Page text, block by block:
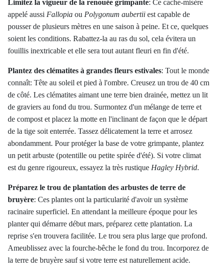
Limitez la vigueur de la renouée grimpante: Ce cache-misère
appelé aussi Fallopia ou Polygonum aubertii est capable de
pousser de plusieurs mètres en une saison à peine. Et ce, quelques
soient les conditions. Rabattez-la au ras du sol, cela évitera un
fouillis inextricable et elle sera tout autant fleuri en fin d'été.
Plantez des clématites à grandes fleurs estivales: Tout le monde
connaît: Tête au soleil et pied à l'ombre. Creusez un trou de 40 cm
de côté. Les clématites aimant une terre bien drainée, mettez un lit
de graviers au fond du trou. Surmontez d'un mélange de terre et
de compost et placez la motte en l'inclinant de façon que le départ
de la tige soit enterrée. Tassez délicatement la terre et arrosez
abondamment. Pour protéger la base de votre grimpante, plantez
un petit arbuste (potentille ou petite spirée d'été). Si votre climat
est du genre rigoureux, essayez la très rustique Hagley Hybrid.
Préparez le trou de plantation des arbustes de terre de
bruyère: Ces plantes ont la particularité d'avoir un système
racinaire superficiel. En attendant la meilleure époque pour les
planter qui démarre début mars, préparez cette plantation. La
reprise s'en trouvera facilitée. Le trou sera plus large que profond.
Ameublissez avec la fourche-bêche le fond du trou. Incorporez de
la terre de bruyère sauf si votre terre est naturellement acide.